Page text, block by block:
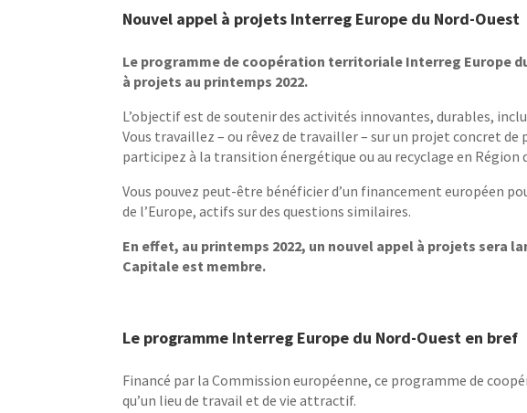
Nouvel appel à projets Interreg Europe du Nord-Ouest
Le programme de coopération territoriale Interreg Europe
à projets au printemps 2022.
L’objectif est de soutenir des activités innovantes, durables,
Vous travaillez – ou rêvez de travailler – sur un projet concret
participez à la transition énergétique ou au recyclage en
Vous pouvez peut-être bénéficier d’un financement européen
de l’Europe, actifs sur des questions similaires.
En effet, au printemps 2022, un nouvel appel à projets sera
Capitale est membre.
Le programme Interreg Europe du Nord-Ouest en bref
Financé par la Commission européenne, ce programme de
qu’un lieu de travail et de vie attractif.